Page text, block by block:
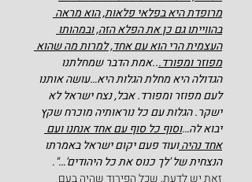
מרופדת היא בפלאי פלאות, הוא מראה
בהווייתו גם כן את הפלא הזה, ובמהותו
העצמית הרי הוא עם אחד, למרות מה שהוא
מפוזר ומפורד...אמת הדבר שמחלתנו
הגדולה היא מחלת הגלות היא…עושה אותנו
לעם מפוזר ומפורד. אבל, נצח ישראל לא
ישקר. הגלות עם כל נוראותיה מוכרח שקץ
יבוא לה…וסוף כל סוף עם אחד אנחנו ועם
אחד נהיה ועוד פעם יקום ישראל באמרתו
הנצחית של 'לך כנוס את כל היהודים'…".
זאת יש לדעת, שכל הפירוד שהיה בעם